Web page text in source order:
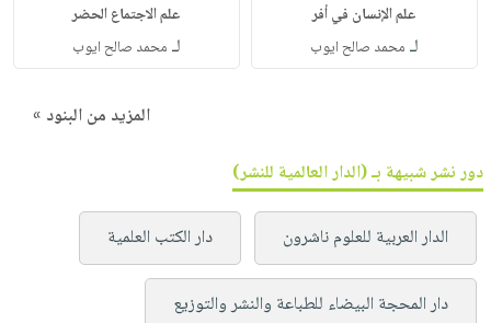
علم الإنسان في أفر
لـ محمد صالح ايوب
علم الاجتماع الحضر
لـ محمد صالح ايوب
المزيد من البنود »
دور نشر شبيهة بـ (الدار العالمية للنشر)
الدار العربية للعلوم ناشرون دار الكتب العلمية
دار المحجة البيضاء للطباعة والنشر والتوزيع